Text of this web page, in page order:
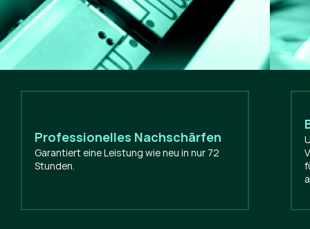
Professionelles Nachschärfen
Garantiert eine Leistung wie neu in nur 72
Stunden.